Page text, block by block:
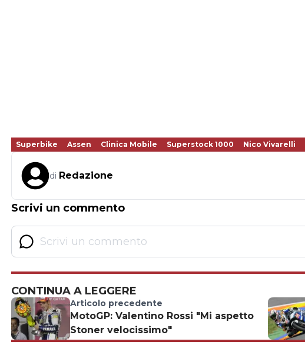
Superbike Assen Clinica Mobile Superstock 1000 Nico Vivarelli
di Redazione
Scrivi un commento
CONTINUA A LEGGERE
Articolo precedente
MotoGP: Valentino Rossi "Mi aspetto
Stoner velocissimo"